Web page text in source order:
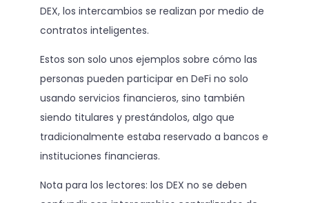
DEX, los intercambios se realizan por medio de
contratos inteligentes.
Estos son solo unos ejemplos sobre cómo las
personas pueden participar en DeFi no solo
usando servicios financieros, sino también
siendo titulares y prestándolos, algo que
tradicionalmente estaba reservado a bancos e
instituciones financieras.
Nota para los lectores: los DEX no se deben